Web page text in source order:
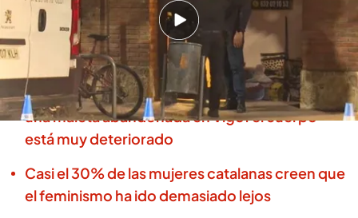
La violencia machista se cobra la vida de otras
dos mujeres en España en menos de 24 horas
Encuentran un cadáver de una mujer dentro de
una maleta abandonada en Vigo: el cuerpo
está muy deteriorado
Casi el 30% de las mujeres catalanas creen que
el feminismo ha ido demasiado lejos